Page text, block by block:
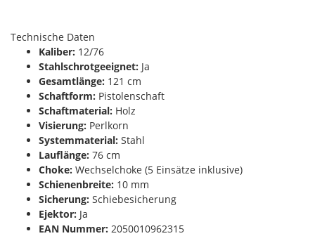
Technische Daten
Kaliber: 12/76
Stahlschrotgeeignet: Ja
Gesamtlänge: 121 cm
Schaftform: Pistolenschaft
Schaftmaterial: Holz
Visierung: Perlkorn
Systemmaterial: Stahl
Lauflänge: 76 cm
Choke: Wechselchoke (5 Einsätze inklusive)
Schienenbreite: 10 mm
Sicherung: Schiebesicherung
Ejektor: Ja
EAN Nummer: 2050010962315